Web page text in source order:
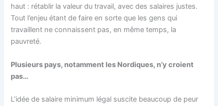
haut : rétablir la valeur du travail, avec des salaires justes.
Tout l’enjeu étant de faire en sorte que les gens qui
travaillent ne connaissent pas, en même temps, la
pauvreté.
Plusieurs pays, notamment les Nordiques, n’y croient
pas…
L’idée de salaire minimum légal suscite beaucoup de peur